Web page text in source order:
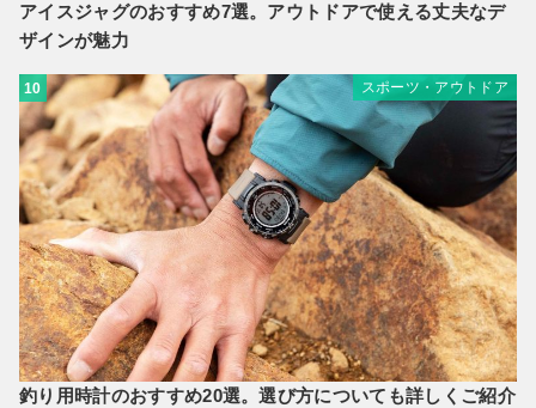
アイスジャグのおすすめ7選。アウトドアで使える丈夫なデ
ザインが魅力
10 スポーツ・アウトドア
釣り用時計のおすすめ20選。選び方についても詳しくご紹介